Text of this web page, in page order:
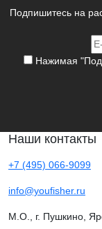
Подпишитесь на
Нажимая
Наши контакты
+7 (495) 066-9099
info@youfisher.ru
М.О., г. Пушкино,